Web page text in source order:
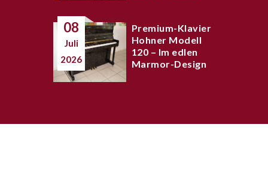
08
Juli
2026
Premium-Klavier
Hohner Modell
120 – Im edlen
Marmor-Design